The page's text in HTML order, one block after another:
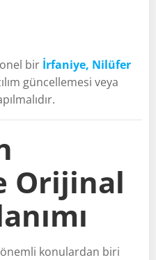
bir İrfaniye, Nilüfer
güncellemesi veya
Orijinal
konulardan biri